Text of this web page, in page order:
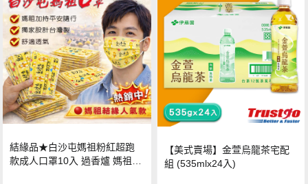
結緣品★白沙屯媽祖粉紅超跑
款成人口罩10入 過香爐 媽祖加
【美式賣場】金萱烏龍茶宅配
組 (535mlx24入)